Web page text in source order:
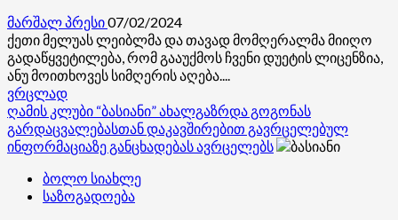
მარშალ პრესი07/02/2024
ქეთი მელუას ლეიბლმა და თავად მომღერალმა მიიღო
გადაწყვეტილება, რომ გააუქმოს ჩვენი დუეტის ლიცენზია,
ანუ მოითხოვეს სიმღერის აღება....
ვრცლადRead
more
about
ქეთი
მელუას
ლეიბლმა
და
ღამის კლუბი “ბასიანი” ახალგაზრდა გოგონას
გარდაცვალებასთან დაკავშირებით გავრცელებულ
ინფორმაციაზე განცხადებას ავრცელებს
ბოლო სიახლე
საზოგადოება